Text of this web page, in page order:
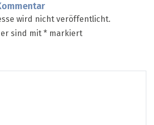
wird nicht veröffentlicht.
sind mit * markiert